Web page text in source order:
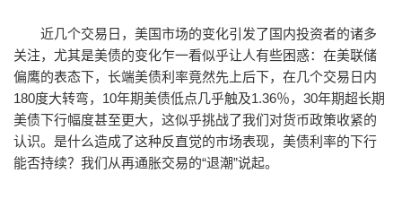
近几个交易日，美国市场的变化引发了国内投资者的诸多
关注，尤其是美债的变化乍一看似乎让人有些困惑：在美联储
偏鹰的表态下，长端美债利率竟然先上后下，在几个交易日内
180度大转弯，10年期美债低点几乎触及1.36％，30年期超长期
美债下行幅度甚至更大，这似乎挑战了我们对货币政策收紧的
认识。是什么造成了这种反直觉的市场表现，美债利率的下行
能否持续？我们从再通胀交易的“退潮”说起。